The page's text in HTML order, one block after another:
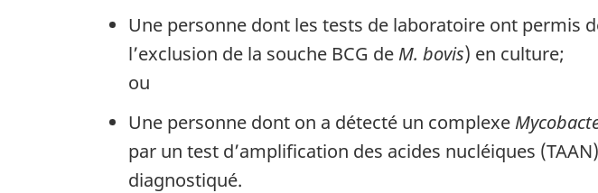
Une personne dont les tests de laboratoire ont permis
l’exclusion de la souche BCG de M. bovis) en culture;
ou
Une personne dont on a détecté un complexe
par un test d’amplification des acides nucléiques
diagnostiqué.